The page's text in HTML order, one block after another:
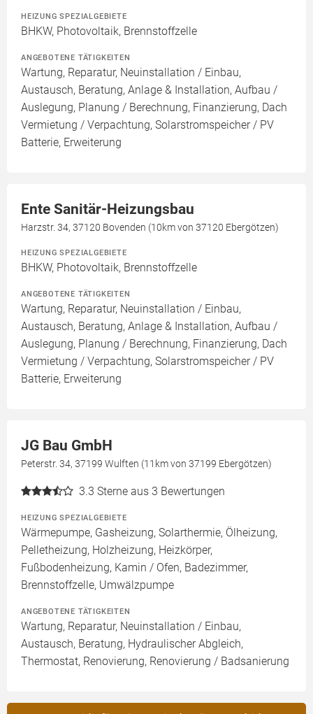
HEIZUNG SPEZIALGEBIETE
BHKW, Photovoltaik, Brennstoffzelle
ANGEBOTENE TÄTIGKEITEN
Wartung, Reparatur, Neuinstallation / Einbau,
Austausch, Beratung, Anlage & Installation, Aufbau /
Auslegung, Planung / Berechnung, Finanzierung, Dach
Vermietung / Verpachtung, Solarstromspeicher / PV
Batterie, Erweiterung
Ente Sanitär-Heizungsbau
Harzstr. 34, 37120 Bovenden (10km von 37120 Ebergötzen)
HEIZUNG SPEZIALGEBIETE
BHKW, Photovoltaik, Brennstoffzelle
ANGEBOTENE TÄTIGKEITEN
Wartung, Reparatur, Neuinstallation / Einbau,
Austausch, Beratung, Anlage & Installation, Aufbau /
Auslegung, Planung / Berechnung, Finanzierung, Dach
Vermietung / Verpachtung, Solarstromspeicher / PV
Batterie, Erweiterung
JG Bau GmbH
Peterstr. 34, 37199 Wulften (11km von 37199 Ebergötzen)
3.3 Sterne aus 3 Bewertungen
HEIZUNG SPEZIALGEBIETE
Wärmepumpe, Gasheizung, Solarthermie, Ölheizung,
Pelletheizung, Holzheizung, Heizkörper,
Fußbodenheizung, Kamin / Ofen, Badezimmer,
Brennstoffzelle, Umwälzpumpe
ANGEBOTENE TÄTIGKEITEN
Wartung, Reparatur, Neuinstallation / Einbau,
Austausch, Beratung, Hydraulischer Abgleich,
Thermostat, Renovierung, Renovierung / Badsanierung